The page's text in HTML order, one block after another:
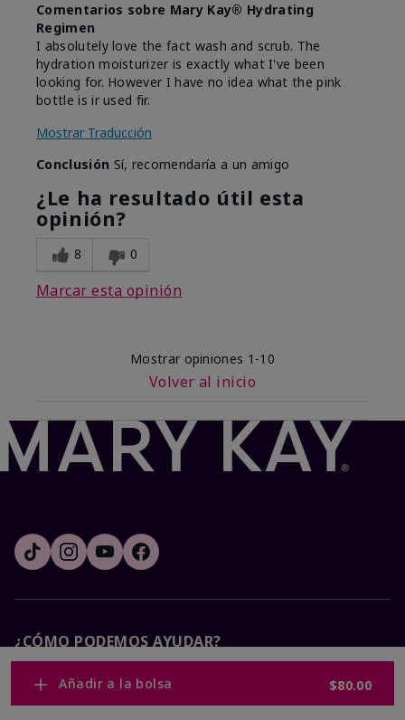
Añadir a la bolsa $80.00
Comentarios sobre Mary Kay® Hydrating
Regimen
I absolutely love the fact wash and scrub. The
hydration moisturizer is exactly what I've been
looking for. However I have no idea what the pink
bottle is ir used fir.
Mostrar Traducción
Conclusión Sí, recomendaría a un amigo
¿Le ha resultado útil esta
opinión?
8 0
Marcar esta opinión
Mostrar opiniones 1-10
Volver al inicio
¿CÓMO PODEMOS AYUDAR?
Recibe e-mails